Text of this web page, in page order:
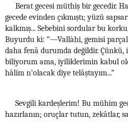
Berat gecesi müthiş bir gecedir.
gecede evinden çıkmıştı; yüzü
kalkmış... Sebebini sordular bu
Buyurdu ki: “—Vallàhi, gemisi
daha fenâ durumda değildir. Çünkü,
biliyorum ama, iyiliklerimin kabul
hâlim n’olacak diye telâştayım...”
Sevgili kardeşlerim! Bu mühim
hazırlanın; oruçlar tutun, zekâtlar,